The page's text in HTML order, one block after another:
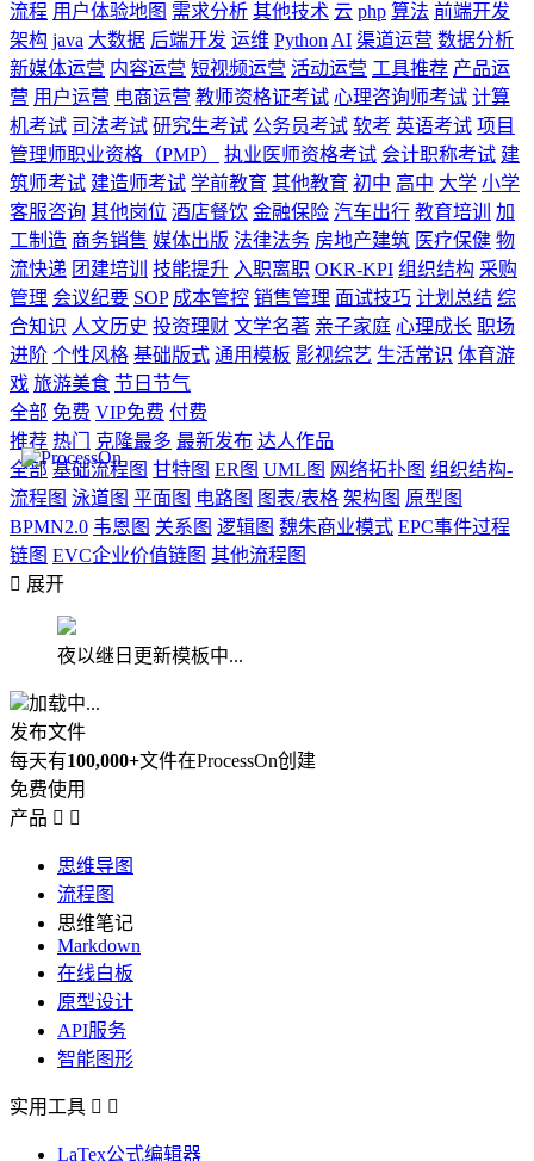
流程 用户体验地图 需求分析 其他技术 云 php 算法 前端开发
架构 java 大数据 后端开发 运维 Python AI 渠道运营 数据分析
新媒体运营 内容运营 短视频运营 活动运营 工具推荐 产品运
营 用户运营 电商运营 教师资格证考试 心理咨询师考试 计算
机考试 司法考试 研究生考试 公务员考试 软考 英语考试 项目
管理师职业资格（PMP）
执业医师资格考试 会计职称考试 建
筑师考试 建造师考试 学前教育 其他教育 初中 高中 大学 小学
客服咨询 其他岗位 酒店餐饮 金融保险 汽车出行 教育培训
加
工制造 商务销售 媒体出版 法律法务 房地产建筑 医疗保健 物
流快递 团建培训 技能提升 入职离职 OKR-KPI 组织结构 采购
管理 会议纪要 SOP 成本管控 销售管理 面试技巧 计划总结 综
合知识 人文历史 投资理财 文学名著 亲子家庭 心理成长 职场
进阶 个性风格 基础版式 通用模板 影视综艺 生活常识 体育游
戏 旅游美食 节日节气
全部 免费 VIP免费 付费
推荐 热门 克隆最多 最新发布 达人作品
全部 基础流程图 甘特图 ER图 UML图 网络拓扑图 组织结构-
流程图 泳道图 平面图 电路图 图表/表格 架构图 原型图
BPMN2.0 韦恩图 关系图 逻辑图 魏朱商业模式 EPC事件过程
链图 EVC企业价值链图 其他流程图
 展开
夜以继日更新模板中...
加载中...
发布文件
每天有100,000+文件在ProcessOn创建
免费使用
产品  
思维导图
流程图
思维笔记
Markdown
在线白板
原型设计
API服务
智能图形
实用工具  
LaTex公式编辑器